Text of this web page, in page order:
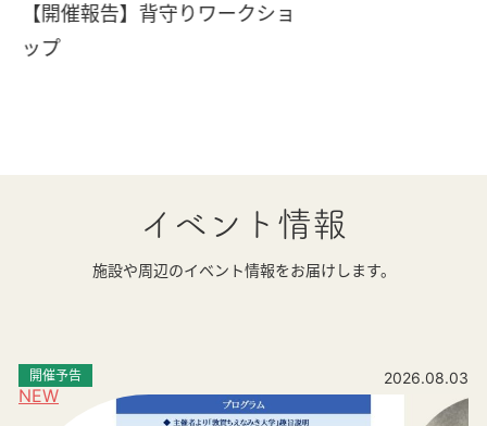
【開催報告】背守りワークショ
ップ
イベント情報
施設や周辺のイベント情報をお届けします。
NEW
開催予告 2026.08.03